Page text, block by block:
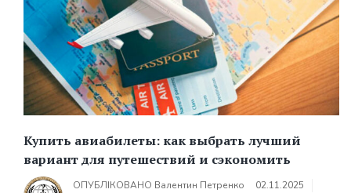
Купить авиабилеты: как выбрать лучший
вариант для путешествий и сэкономить
ОПУБЛІКОВАНО Валентин Петренко
02.11.2025